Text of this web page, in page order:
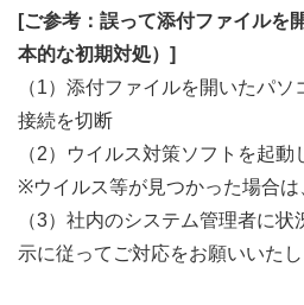
[ご参考：誤って添付ファイルを
本的な初期対処）]
（1）添付ファイルを開いたパ
接続を切断
（2）ウイルス対策ソフトを起
※ウイルス等が見つかった場合
（3）社内のシステム管理者に
示に従ってご対応をお願いいた